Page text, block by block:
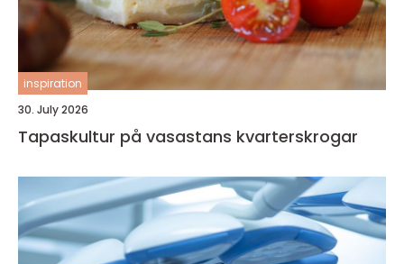
inspiration
30. July 2026
Tapaskultur på vasastans kvarterskrogar